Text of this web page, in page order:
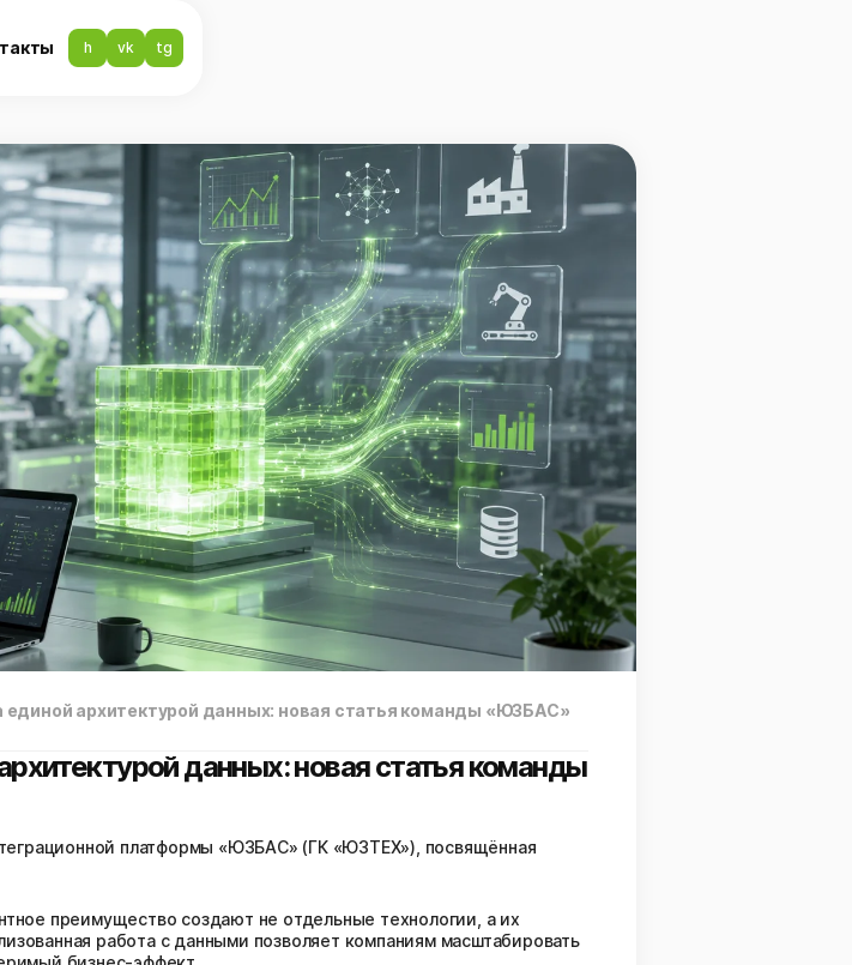
h vk tg
архитектурой данных: новая статья команды «ЮЗБАС»
данных: новая статья команды
платформы «ЮЗБАС» (ГК «ЮЗТЕХ»), посвящённая
преимущество создают не отдельные технологии, а их
работа с данными позволяет компаниям масштабировать